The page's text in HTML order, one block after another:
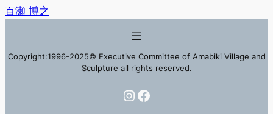
百瀬 博之
Copyright:1996-2025© Executive Committee of Amabiki Village and
Sculpture all rights reserved.
Instagram
Facebook